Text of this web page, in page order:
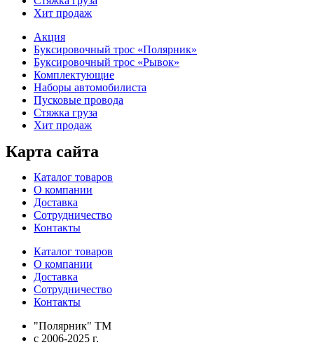
Хит продаж
Акция
Буксировочный трос «Полярник»
Буксировочный трос «Рывок»
Комплектующие
Наборы автомобилиста
Пусковые провода
Стяжка груза
Хит продаж
Карта сайта
Каталог товаров
О компании
Доставка
Сотрудничество
Контакты
Каталог товаров
О компании
Доставка
Сотрудничество
Контакты
"Полярник" TM
c 2006-2025 г.